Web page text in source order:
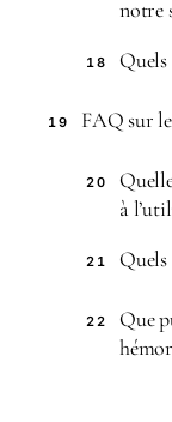
notre
18
19 FAQ sur
20
à
21 Quels
22
Que